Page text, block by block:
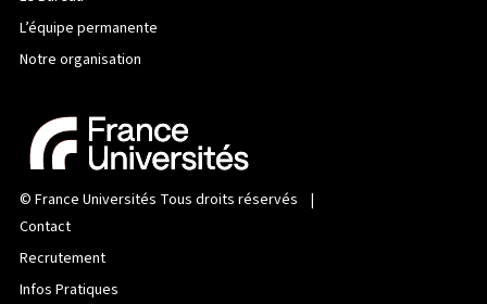
L’équipe permanente
Notre organisation
© France Universités Tous droits réservés |
Contact
Recrutement
Infos Pratiques